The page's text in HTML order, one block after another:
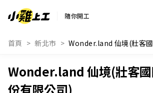
隨你開工
首頁 新北市 Wonder.land 仙境(壯客
Wonder.land 仙境(壯客
份有限公司)